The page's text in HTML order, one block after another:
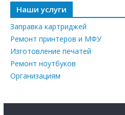
Наши услуги
Заправка картриджей
Ремонт принтеров и МФУ
Изготовление печатей
Ремонт ноутбуков
Организациям